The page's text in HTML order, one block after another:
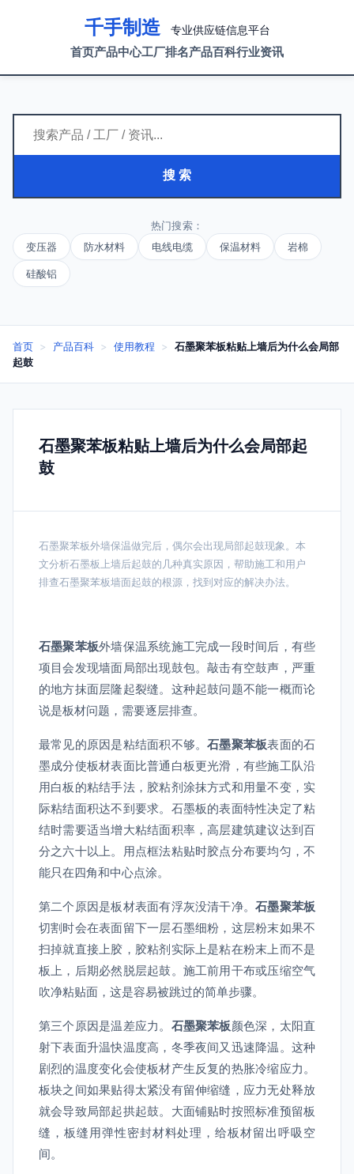
千手制造 专业供应链信息平台
首页产品中心工厂排名产品百科行业资讯
搜 索
热门搜索：
变压器
防水材料 电线电缆 保温材料 岩棉
硅酸铝
首页 > 产品百科 > 使用教程 >
石墨聚苯板粘贴上墙后为什么会局部
起鼓
石墨聚苯板粘贴上墙后为什么会局部起
鼓
石墨聚苯板外墙保温做完后，偶尔会出现局部起鼓现象。本
文分析石墨板上墙后起鼓的几种真实原因，帮助施工和用户
排查石墨聚苯板墙面起鼓的根源，找到对应的解决办法。
石墨聚苯板外墙保温系统施工完成一段时间后，有些
项目会发现墙面局部出现鼓包。敲击有空鼓声，严重
的地方抹面层隆起裂缝。这种起鼓问题不能一概而论
说是板材问题，需要逐层排查。
最常见的原因是粘结面积不够。石墨聚苯板表面的石
墨成分使板材表面比普通白板更光滑，有些施工队沿
用白板的粘结手法，胶粘剂涂抹方式和用量不变，实
际粘结面积达不到要求。石墨板的表面特性决定了粘
结时需要适当增大粘结面积率，高层建筑建议达到百
分之六十以上。用点框法粘贴时胶点分布要均匀，不
能只在四角和中心点涂。
第二个原因是板材表面有浮灰没清干净。石墨聚苯板
切割时会在表面留下一层石墨细粉，这层粉末如果不
扫掉就直接上胶，胶粘剂实际上是粘在粉末上而不是
板上，后期必然脱层起鼓。施工前用干布或压缩空气
吹净粘贴面，这是容易被跳过的简单步骤。
第三个原因是温差应力。 石墨聚苯板颜色深，太阳直
射下表面升温快温度高，冬季夜间又迅速降温。这种
剧烈的温度变化会使板材产生反复的热胀冷缩应力。
板块之间如果贴得太紧没有留伸缩缝，应力无处释放
就会导致局部起拱起鼓。大面铺贴时按照标准预留板
缝，板缝用弹性密封材料处理，给板材留出呼吸空
间。